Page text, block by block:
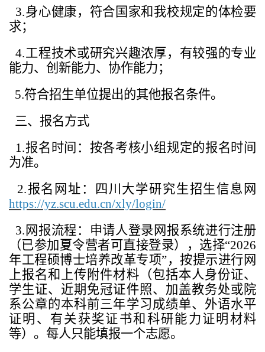
3.身心健康，符合国家和我校规定的体检要
求；
4.工程技术或研究兴趣浓厚，有较强的专业
能力、创新能力、协作能力；
5.符合招生单位提出的其他报名条件。
三、报名方式
1.报名时间：按各考核小组规定的报名时间
为准。
2.报名网址：四川大学研究生招生信息网
https://yz.scu.edu.cn/xly/login/
3. 网报流程：申请人登录网报系统进行注册
（已参加夏令营者可直接登录），选择“2026
年工程硕博士培养改革专项”，按提示进行网
上报名和上传附件材料（包括本人身份证、
学生证、近期免冠证件照、加盖教务处或院
系公章的本科前三年学习成绩单、外语水平
证明、有关获奖证书和科研能力证明材料
等）。每人只能填报一个志愿。